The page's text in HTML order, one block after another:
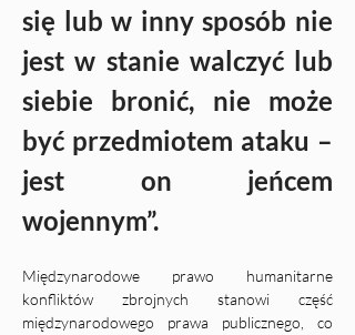
się lub w inny sposób nie
jest w stanie walczyć lub
siebie bronić, nie może
być przedmiotem ataku –
jest on jeńcem
wojennym”.
Międzynarodowe prawo humanitarne
konfliktów zbrojnych stanowi część
międzynarodowego prawa publicznego, co